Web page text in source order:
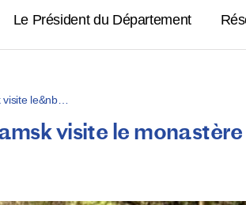
Le Président du Département
le&nb…
visite le